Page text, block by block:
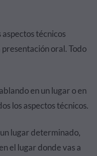
aspectos técnicos
oral. Todo
en un lugar o en
los aspectos técnicos.
lugar determinado,
el lugar donde vas a